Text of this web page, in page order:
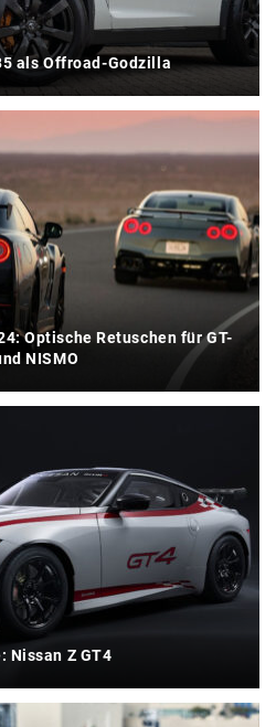
als Offroad-Godzilla
Optische Retuschen für GT-
NISMO
Nissan Z GT4